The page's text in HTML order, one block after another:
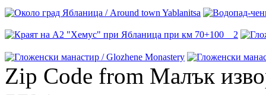
Zip Code from Малък